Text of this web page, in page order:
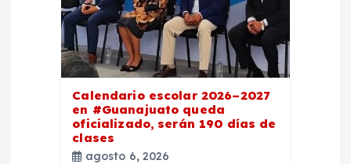
Calendario escolar 2026–2027
en #Guanajuato queda
oficializado, serán 190 días de
clases
agosto 6, 2026